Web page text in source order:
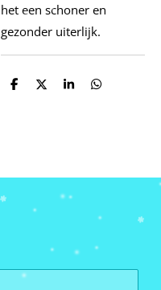
het een schoner en
gezonder uiterlijk.
D
D
S
D